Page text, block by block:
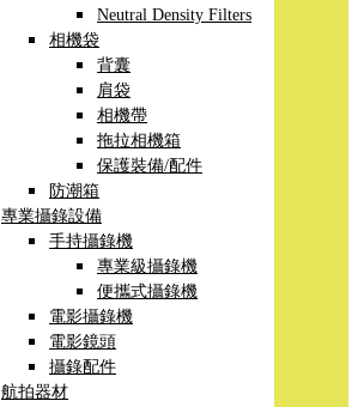
Neutral Density Filters
相機袋
背囊
肩袋
相機帶
拖拉相機箱
保護裝備/配件
防潮箱
專業攝錄設備
手持攝錄機
專業級攝錄機
便攜式攝錄機
電影攝錄機
電影鏡頭
攝錄配件
航拍器材